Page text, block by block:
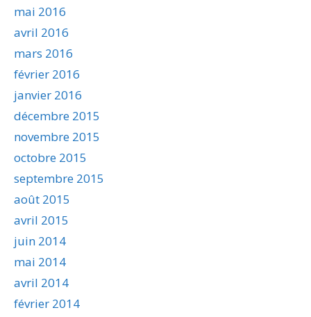
mai 2016
avril 2016
mars 2016
février 2016
janvier 2016
décembre 2015
novembre 2015
octobre 2015
septembre 2015
août 2015
avril 2015
juin 2014
mai 2014
avril 2014
février 2014